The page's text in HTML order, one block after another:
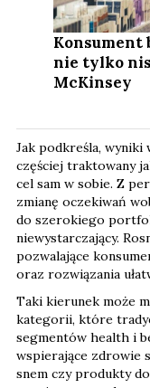
Konsument
nie tylko
McKinsey
Jak podkreśla, wyniki
częściej traktowany
cel sam w sobie. Z
zmianę oczekiwań
do szerokiego
niewystarczający.
pozwalające
oraz rozwiązania
Taki kierunek może
kategorii, które
segmentów health i
wspierające zdrowie
snem czy produkty